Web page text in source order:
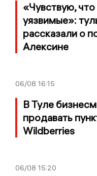
«Чувствую,
уязвимые»:
рассказали о
Алексине
06/08 16:15
В Туле
продавать
Wildberries
06/08 15:20